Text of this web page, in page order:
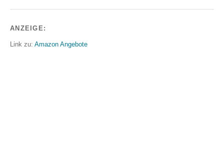
ANZEIGE:
Link zu: Amazon Angebote